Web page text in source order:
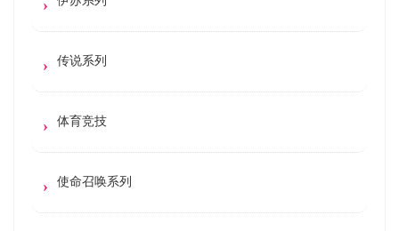
传说系列
体育竞技
使命召唤系列